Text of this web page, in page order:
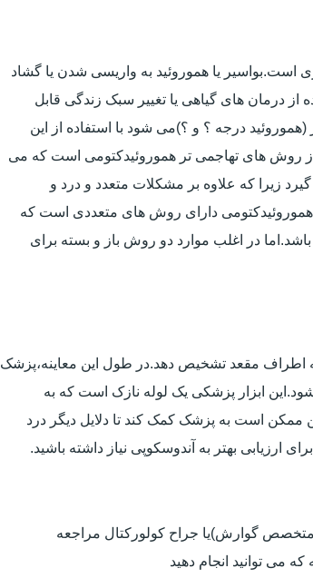
است.بواسیر یا هموروئید به واریسی شدن یا گشاد
از درمان های گیاهی یا تغییر سبک زندگی قابل
درجه ؟ و ؟)می شود با استفاده از این
روش های تهاجمی تر هموروئیدکتومی است که می
زیرا که علاوه بر مشکلات متعدد و درد و
دارای روش های متعددی است که
در اغلب موارد دو روش باز و بسته برای
اطراف مقعد تشخیص دهد.در طول این معاینه،پزشک
ابزار پزشکی یک لوله نازک است که به
ممکن است به پزشک کمک کند تا دلایل دیگر درد
ارزیابی بهتر به آندوسکوپی نیاز داشته باشید.
گوارش)یا جراح کولورکتال مراجعه
می توانید انجام دهید